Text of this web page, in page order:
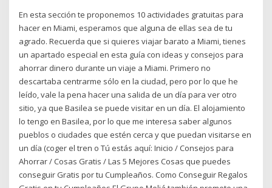
En esta sección te proponemos 10 actividades gratuitas para
hacer en Miami, esperamos que alguna de ellas sea de tu
agrado. Recuerda que si quieres viajar barato a Miami, tienes
un apartado especial en esta guía con ideas y consejos para
ahorrar dinero durante un viaje a Miami. Primero no
descartaba centrarme sólo en la ciudad, pero por lo que he
leído, vale la pena hacer una salida de un día para ver otro
sitio, ya que Basilea se puede visitar en un día. El alojamiento
lo tengo en Basilea, por lo que me interesa saber algunos
pueblos o ciudades que estén cerca y que puedan visitarse en
un día (coger el tren o Tú estás aquí: Inicio / Consejos para
Ahorrar / Cosas Gratis / Las 5 Mejores Cosas que puedes
conseguir Gratis por tu Cumpleaños. Como Conseguir Regalos